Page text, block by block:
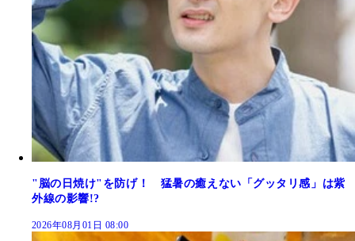
"脳の日焼け"を防げ！ 猛暑の癒えない「グッタリ感」は紫
外線の影響!?
2026年08月01日 08:00